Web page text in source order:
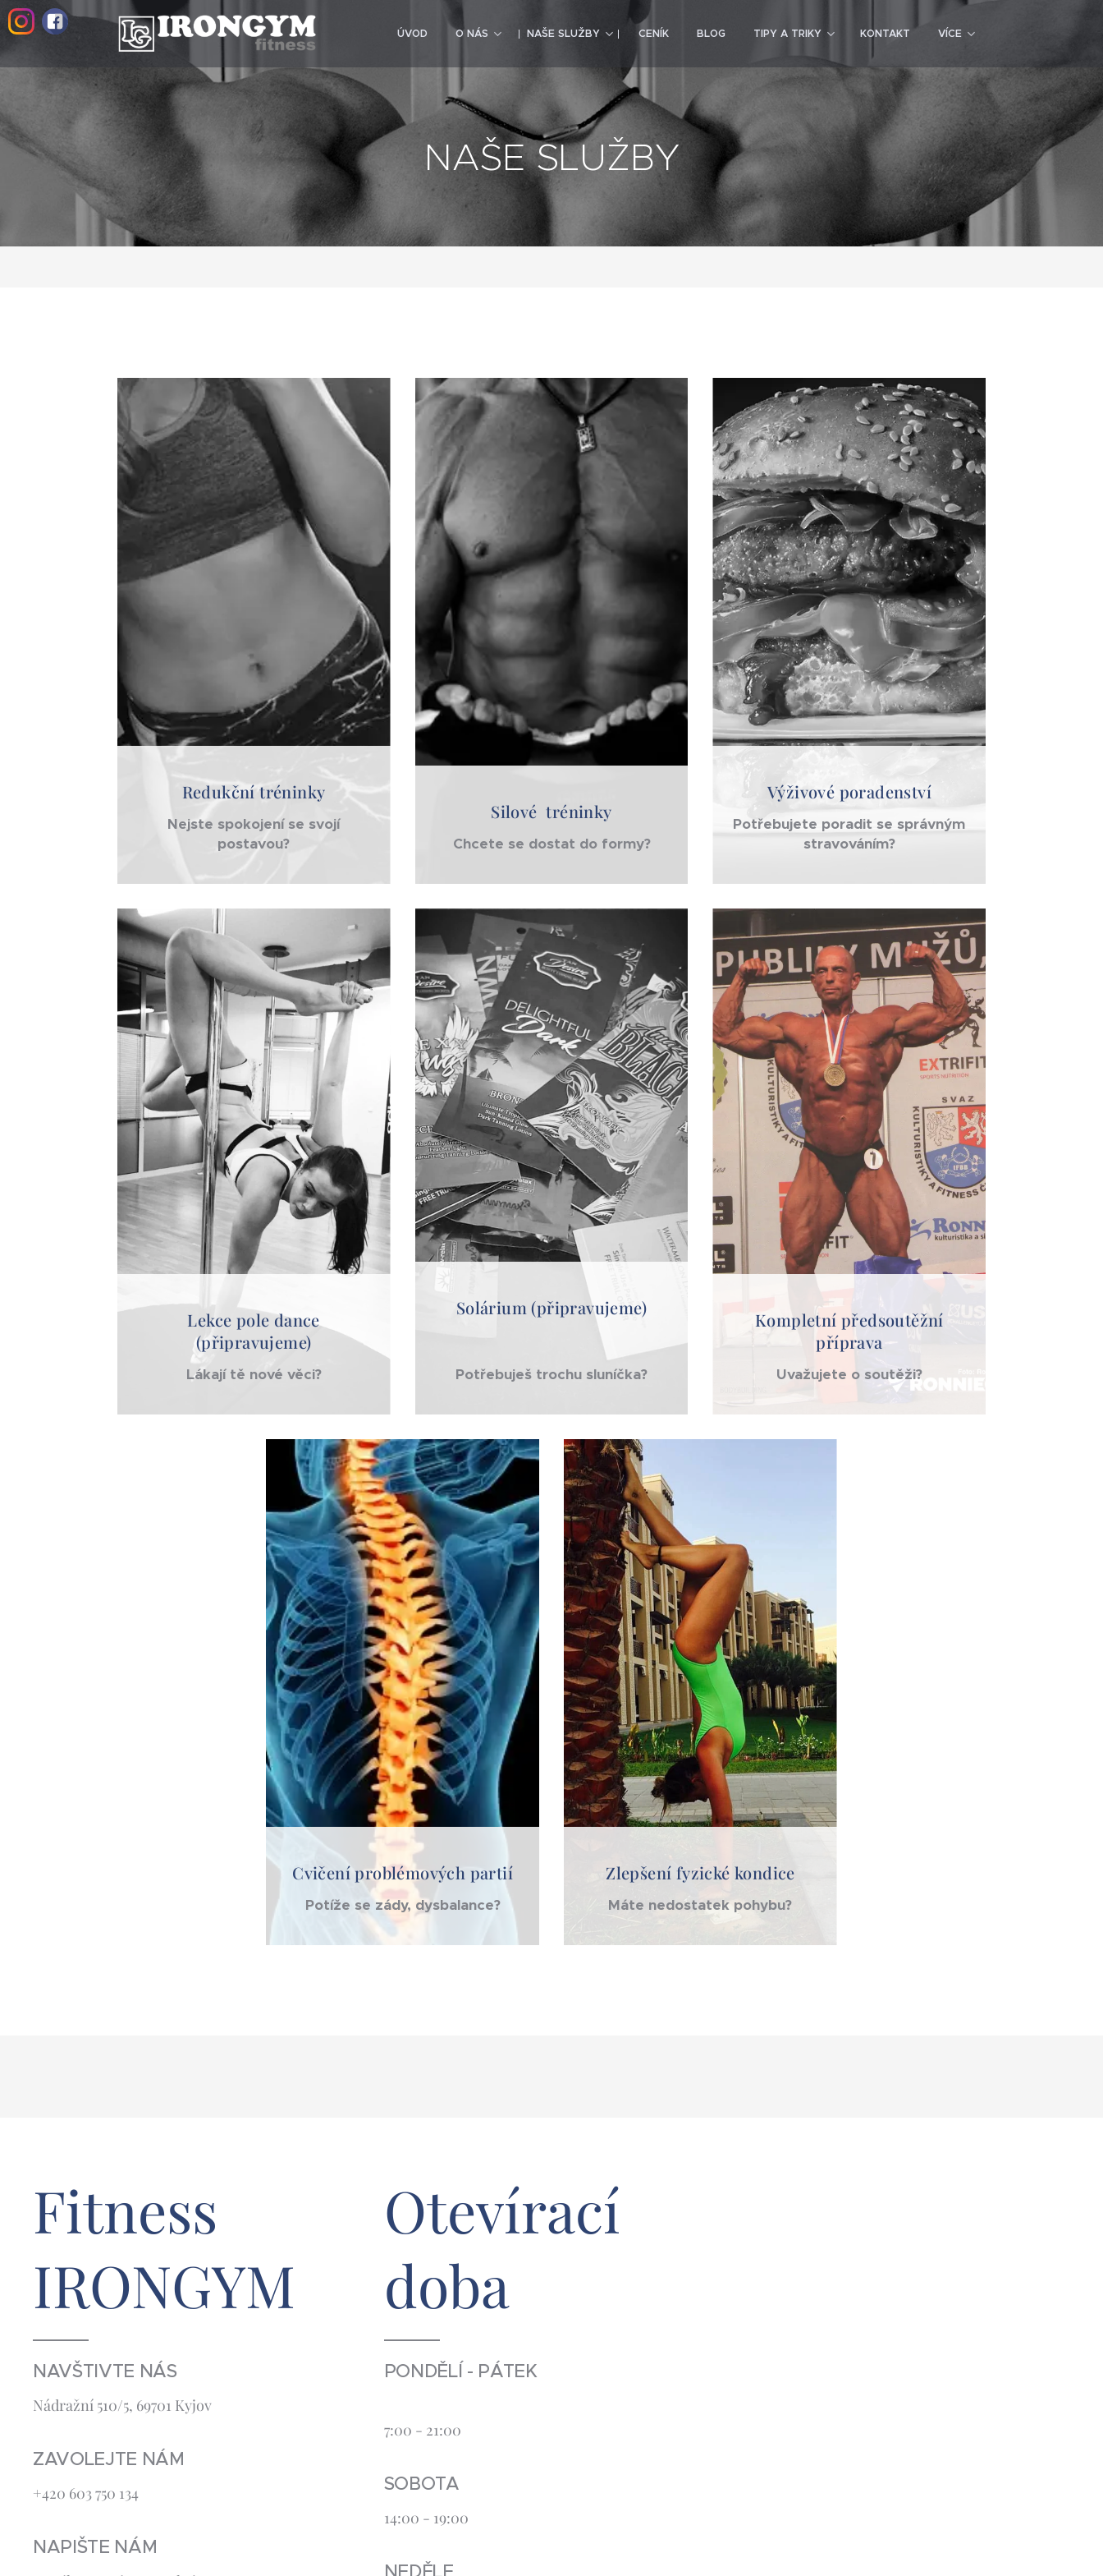
ÚVOD O NÁS NAŠE SLUŽBY CENÍK BLOG TIPY A TRIKY KONTAKT VÍCE
NAŠE SLUŽBY
Redukční tréninky
Nejste spokojení se svojí
postavou?
Silové tréninky
Chcete se dostat do formy?
Výživové poradenství
Potřebujete poradit se správným
stravováním?
Lekce pole dance
(připravujeme)
Lákají tě nové věci?
Solárium (připravujeme)
Potřebuješ trochu sluníčka?
Kompletní předsoutěžní
příprava
Uvažujete o soutěži?
Cvičení problémových partií
Potíže se zády, dysbalance?
Zlepšení fyzické kondice
Máte nedostatek pohybu?
Fitness
IRONGYM
NAVŠTIVTE NÁS
Nádražní 510/5, 69701 Kyjov
ZAVOLEJTE NÁM
+420 603 750 134
NAPIŠTE NÁM
Otevírací
doba
PONDĚLÍ - PÁTEK
7:00 - 21:00
SOBOTA
14:00 - 19:00
NEDĚLE